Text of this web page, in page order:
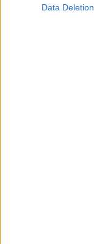
Data Deletion